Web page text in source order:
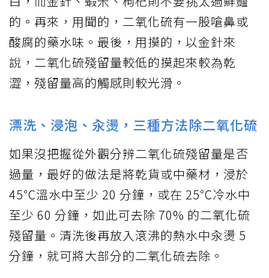
的。再來，用聞的，二氧化硫有一股嗆鼻或
酸腐的藥水味。最後，用摸的，以金針來
說，二氧化硫殘留量較低的摸起來較為乾
澀，殘留量高的觸感則較光滑。
漂洗、浸泡、汆燙，三種方法除二氧化硫
如果沒把握從外觀分辨二氧化硫殘留量是否
過量，最好的做法是將乾貨或中藥材，浸於
45℃溫水中至少 20 分鐘，或在 25℃冷水中
至少 60 分鐘，如此可去除 70% 的二氧化硫
殘留量。清洗後再放入滾沸的熱水中汆燙 5
分鐘，就可將大部分的二氧化硫去除。